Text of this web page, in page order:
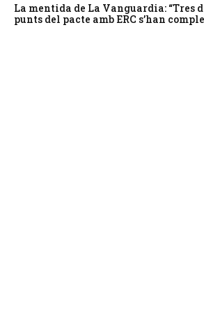
La mentida de La Vanguardia: “Tres
punts del pacte amb ERC s’han